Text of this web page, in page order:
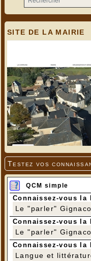
SITE DE LA MAIRIE
Testez vos
QCM simple
Connaissez-vous la
Le "parler"
Connaissez-vous la
Le "parler"
Connaissez-vous la
Langue et